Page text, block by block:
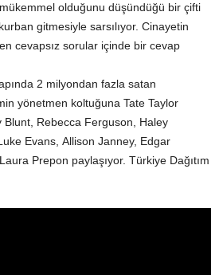
olduğunu düşündüğü bir çifti
gitmesiyle sarsılıyor. Cinayetin
cevapsız sorular içinde bir cevap
2 milyondan fazla satan
yönetmen koltuğuna Tate Taylor
Rebecca Ferguson, Haley
Evans, Allison Janney, Edgar
Prepon paylaşıyor. Türkiye Dağıtım